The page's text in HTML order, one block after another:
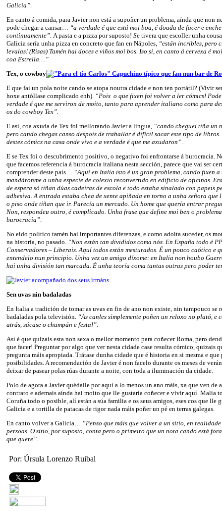
Galicia”
En canto á comida, para Javier non está a supoñer un problema, aínda que non
pode chegar a cansar…
“a verdade é que está moi boa, é doada de facer e
continuamente”. A pasta e a pizza por suposto! Se tivera que escoller unha
Galicia sería unha pizza en concreto que fan en Nápoles, “están incribles, pero
levalas! (Risas) Tamén hai doces e viños moi bos. Iso si, en canto á cervexa é
coa Estrella…”
Tex, o cowboy
E que fai un pola noite cando se atopa noutra cidade e non ten portátil? (Vivir
hoxe antóllase complicado ehh). “Pois o que fixen foi volver a ler cómics!
verdade é que me serviron de moito, tanto para aprender italiano como para
os do cowboy Tex”.
E así, coa axuda de Tex foi mellorando Javier a lingua, “cando cheguei tiña un
pero cando chegas canso despois de traballar é difícil sacar este tipo de
destes cómics na casa onde vivo e a verdade é que me axudaron”
E se Tex foi o descubrimento positivo, o negativo foi enfrontarse á burocracia.
que facemos referencia á burocracia italiana nesta sección, parece que vai ser
comprender deste país…
“Aquí en Italia isto é un gran problema, cando fixen
mandáronme a unha especie de colexio reconvertido en edificio de oficinas.
de espera só tiñan dúas cadeiras de escola e todo estaba sinalado con papeis
adhesiva. A entrada estaba chea de xente apiñada en torno a unha señora
o piso onde tiñan que ir. Parecía un mercado. Un home que quería entrar
Non, respondeu outro, é complicado. Unha frase que define moi ben o
burocracia”
No eido político tamén hai importantes diferenzas, e como adoita suceder, os
na historia, no pasado. “Non están tan divididos coma nós. En España todo é
Conservadores – Liberais. Aquí todos están mesturados. É un pouco caótico e
entendelo nun principio. Unha vez un amigo díxome: en Italia non houbo
hai unha división tan marcada. É unha teoría coma tantas outras pero poder
Sen uvas nin badaladas
En Italia a tradición de tomar as uvas en fin de ano non existe, nin tampouco se
badaladas pola televisión. “As canles simplemente poñen un reloxo no plató, e
atrás, sácase o champán e festa!”
Así é que quizais esta non sexa o mellor momento para coñecer Roma, pero
que facer! Preguntar por algo que ver nesta cidade case resulta cómico, quizais
pregunta máis apropiada. Trátase dunha cidade que é historia en si mesma e
posibilidades. A recomendación de Javier é non facelo durante os meses de
deixar de pasear polas rúas durante a noite, con toda a iluminación da cidade.
Polo de agora a Javier quédalle por aquí a lo menos un ano máis, xa que ven de
contrato e ademais aínda hai moito que lle gustaría coñecer e vivir aquí. Malia
Coruña todo o posible, alí están a súa familia e os seus amigos, eses cos que lle
Galicia e a tortilla de patacas de rigor nada máis poñer un pé en terras galegas.
En canto volver a Galicia…
“Penso que máis que volver a un sitio, en
persoas. O sitio, por suposto, conta pero o primeiro que un nota cando está
que quere”
Por: Úrsula Lorenzo Ruibal